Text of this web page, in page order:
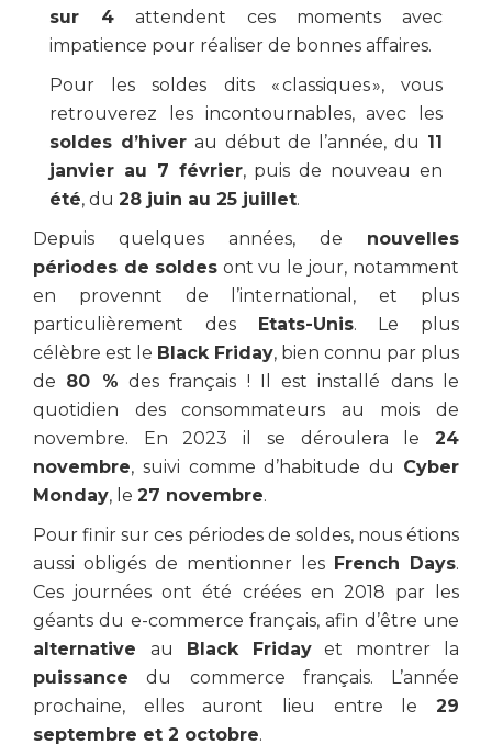
sur 4 attendent ces moments avec
impatience pour réaliser de bonnes affaires.
Pour les soldes dits « classiques », vous
retrouverez les incontournables, avec les
soldes d’hiverau début de l’année, du 11
janvier au 7 février, puis de nouveau en
été, du 28 juin au 25 juillet.
Depuis quelques années, de nouvelles
périodes de soldes ont vu le jour, notamment
en provennt de l’international, et plus
particulièrement des Etats-Unis. Le plus
célèbre est le Black Friday, bien connu par plus
de 80 % des français ! Il est installé dans le
quotidien des consommateurs au mois de
novembre. En 2023 il se déroulera le 24
novembre, suivi comme d’habitude du Cyber
Monday, le 27 novembre.
Pour finir sur ces périodes de soldes, nous étions
aussi obligés de mentionner les French Days.
Ces journées ont été créées en 2018 par les
géants du e-commerce français, afin d’être une
alternative au Black Fridayet montrer la
puissance du commerce français. L’année
prochaine, elles auront lieu entre le 29
septembre et 2 octobre.